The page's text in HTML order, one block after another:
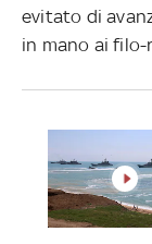
evitato di
in mano ai filo-